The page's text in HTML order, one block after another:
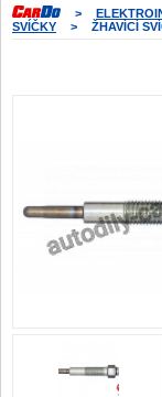
>
SVÍČKY
> ŽHAVÍCÍ